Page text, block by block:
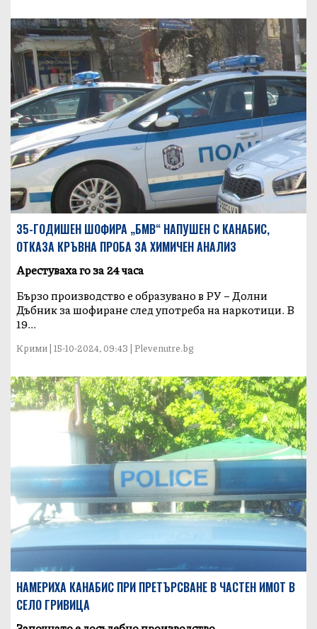
35-ГОДИШЕН ШОФИРА „БМВ“ НАПУШЕН С КАНАБИС,
ОТКАЗА КРЪВНА ПРОБА ЗА ХИМИЧЕН АНАЛИЗ
Арестуваха го за 24 часа
Бързо производство е образувано в РУ – Долни
Дъбник за шофиране след употреба на наркотици. В
19...
Крими | 15-10-2024, 09:43 | Plevenutre.bg
НАМЕРИХА КАНАБИС ПРИ ПРЕТЪРСВАНЕ В ЧАСТЕН ИМОТ В
СЕЛО ГРИВИЦА